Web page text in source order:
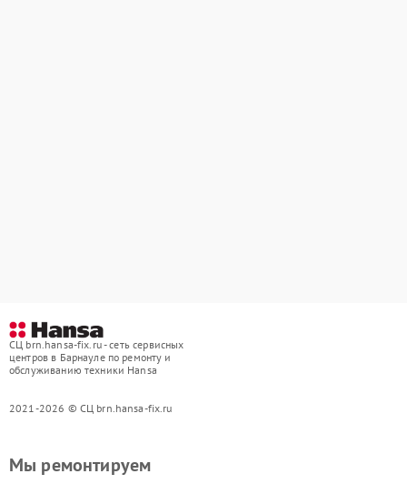
СЦ brn.hansa-fix.ru - сеть сервисных
центров в Барнауле по ремонту и
обслуживанию техники Hansa
2021-2026 © СЦ brn.hansa-fix.ru
Мы ремонтируем